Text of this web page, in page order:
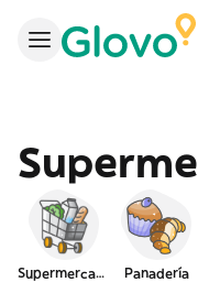
Supermercado Panadería